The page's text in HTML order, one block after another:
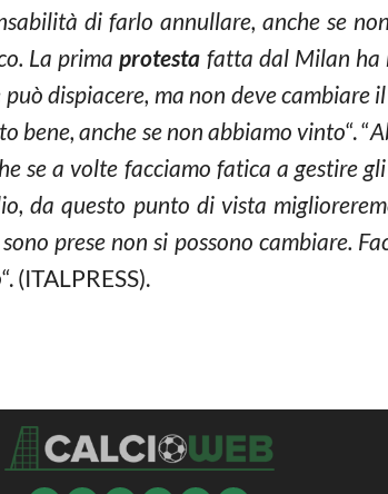
di farlo annullare, anche se
La primaprotesta fatta dal Milan ha
dispiacere, ma non deve cambiare
bene, anche se non abbiamo vinto“. “
se a volte facciamo fatica a gestire
da questo punto di vista
prese non si possono cambiare.
“. (ITALPRESS).